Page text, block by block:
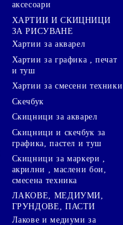
аксесоари
ХАРТИИ И СКИЦНИЦИ
ЗА РИСУВАНЕ
Хартии за акварел
Хартии за графика , печат
и туш
Хартии за смесени техники
Скечбук
Скицници за акварел
Скицници и скечбук за
графика, пастел и туш
Скицници за маркери ,
акрилни , маслени бои,
смесена техника
ЛАКОВЕ, МЕДИУМИ,
ГРУНДОВЕ, ПАСТИ
Лакове и медиуми за